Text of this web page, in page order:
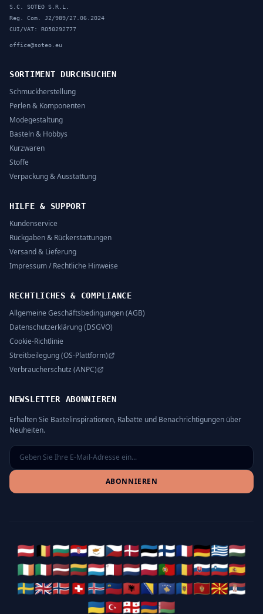
S.C. SOTEO S.R.L.
Reg. Com. J2/989/27.06.2024
CUI/VAT: RO50292777
office@soteo.eu
SORTIMENT DURCHSUCHEN
Schmuckherstellung
Perlen & Komponenten
Modegestaltung
Basteln & Hobbys
Kurzwaren
Stoffe
Verpackung & Ausstattung
HILFE & SUPPORT
Kundenservice
Rückgaben & Rückerstattungen
Versand & Lieferung
Impressum / Rechtliche Hinweise
RECHTLICHES & COMPLIANCE
Allgemeine Geschäftsbedingungen (AGB)
Datenschutzerklärung (DSGVO)
Cookie-Richtlinie
Streitbeilegung (OS-Plattform)
Verbraucherschutz (ANPC)
NEWSLETTER ABONNIEREN
Erhalten Sie Bastelinspirationen, Rabatte und Benachrichtigungen über
Neuheiten.
ABONNIEREN
🇦🇹🇧🇪🇧🇬🇭🇷🇨🇾🇨🇿🇩🇰🇪🇪🇫🇮🇫🇷🇩🇪🇬🇷🇭🇺
🇮🇪🇮🇹🇱🇻🇱🇹🇱🇺🇲🇹🇳🇱🇵🇱🇵🇹🇷🇴🇸🇰🇸🇮🇪🇸
🇸🇪🇬🇧🇳🇴🇨🇭🇮🇸🇱🇮🇦🇱🇧🇦🇽🇰🇲🇩🇲🇪🇲🇰🇷🇸
🇺🇦🇹🇷🇬🇪🇦🇲🇧🇾